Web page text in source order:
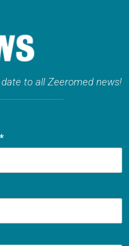
to all Zeeromed news!